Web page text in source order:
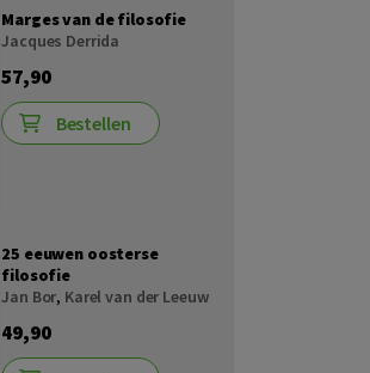
Marges van de filosofie
Jacques Derrida
57,90
Bestellen
25 eeuwen oosterse
filosofie
Jan Bor, Karel van der Leeuw
49,90